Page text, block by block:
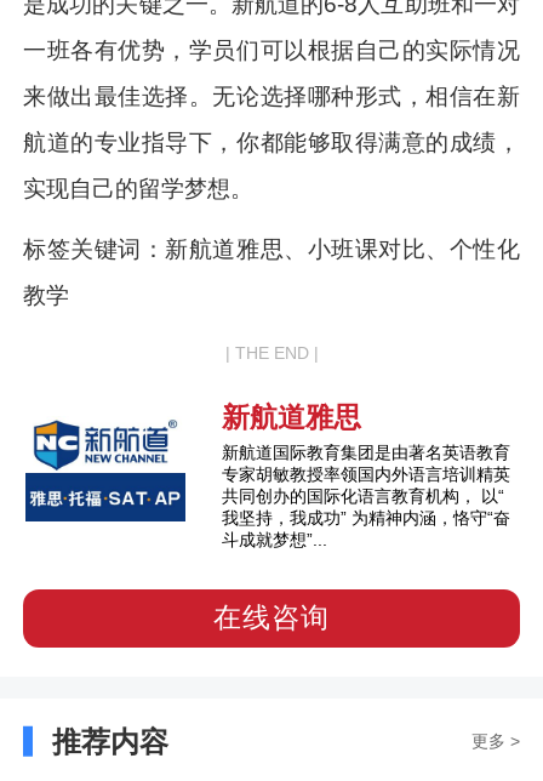
一班各有优势，学员们可以根据自己的实际情况
来做出最佳选择。无论选择哪种形式，相信在新
航道的专业指导下，你都能够取得满意的成绩，
实现自己的留学梦想。
标签关键词：新航道雅思、小班课对比、个性化
教学
| THE END |
新航道雅思
新航道国际教育集团是由著名英语教育
专家胡敏教授率领国内外语言培训精英
共同创办的国际化语言教育机构， 以“
我坚持，我成功” 为精神内涵，恪守“奋
斗成就梦想”...
在线咨询
推荐内容 更多 >